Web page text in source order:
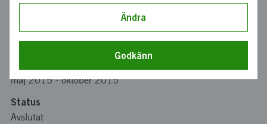
Innovation Park
Bidrag från Vinnova
50 000 kronor
maj 2015-oktober 2015
Status
Avslutat
Ändra
Godkänn